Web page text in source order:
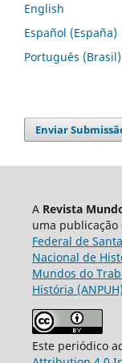
English
Español (España)
Português (Brasil)
Enviar
A Revista
uma
Federal de
Nacional de
Mundos do
História
Este periódico